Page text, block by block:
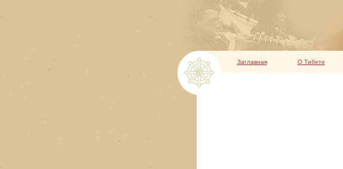
Заглавная О Тибете